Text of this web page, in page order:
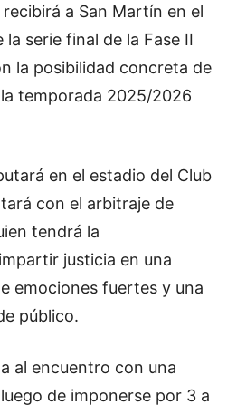
a San Martín en el
serie final de la Fase II
la posibilidad concreta de
temporada 2025/2026
en el estadio del Club
con el arbitraje de
tendrá la
justicia en una
emociones fuertes y una
público.
al encuentro con una
de imponerse por 3 a